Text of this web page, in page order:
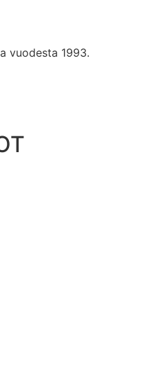
vuodesta 1993.